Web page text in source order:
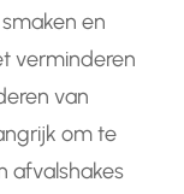
en
verminderen
van
om te
afvalshakes